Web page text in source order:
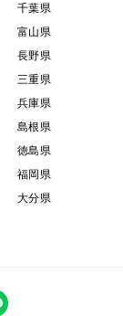
千葉県
富山県
長野県
三重県
兵庫県
島根県
徳島県
福岡県
大分県